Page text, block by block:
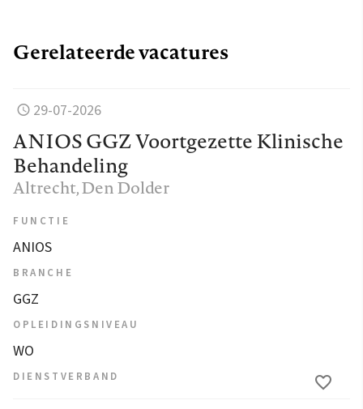
Gerelateerde vacatures
29-07-2026
ANIOS GGZ Voortgezette Klinische
Behandeling
Altrecht, Den Dolder
FUNCTIE
ANIOS
BRANCHE
GGZ
OPLEIDINGSNIVEAU
WO
DIENSTVERBAND